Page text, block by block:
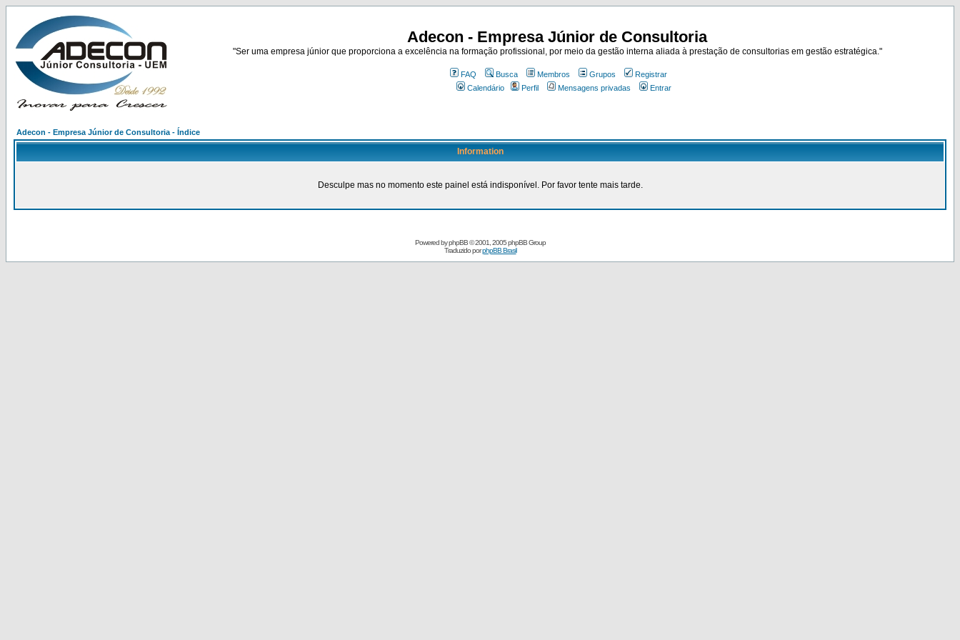
Adecon - Empresa Júnior de Consultoria
"Ser uma empresa júnior que proporciona a excelência na formação profissional, por meio da gestão interna aliada à prestação de consultorias em gestão estratégica."
FAQ Busca Membros Grupos
Registrar
Calendário
Perfil Mensagens privadas Entrar
Adecon - Empresa Júnior de Consultoria - Índice
Information
Desculpe mas no momento este painel está indisponível. Por favor tente mais tarde.
Powered byphpBB© 2001, 2005 phpBB Group
Traduzido porphpBB Brasil